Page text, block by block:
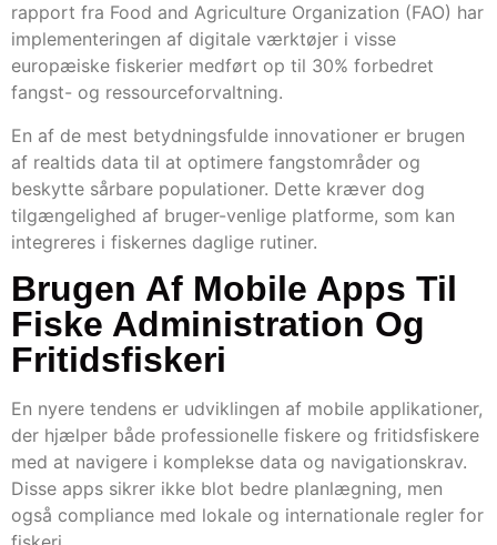
rapport fra Food and Agriculture Organization (FAO) har
implementeringen af digitale værktøjer i visse
europæiske fiskerier medført op til 30% forbedret
fangst- og ressourceforvaltning.
En af de mest betydningsfulde innovationer er brugen
af realtids data til at optimere fangstområder og
beskytte sårbare populationer. Dette kræver dog
tilgængelighed af bruger-venlige platforme, som kan
integreres i fiskernes daglige rutiner.
Brugen Af Mobile Apps Til
Fiske Administration Og
Fritidsfiskeri
En nyere tendens er udviklingen af mobile applikationer,
der hjælper både professionelle fiskere og fritidsfiskere
med at navigere i komplekse data og navigationskrav.
Disse apps sikrer ikke blot bedre planlægning, men
også compliance med lokale og internationale regler for